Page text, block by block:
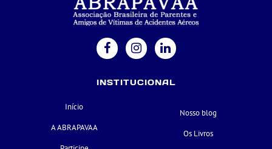
INSTITUCIONAL
Início
A ABRAPAVAA
Nosso blog
Os Livros